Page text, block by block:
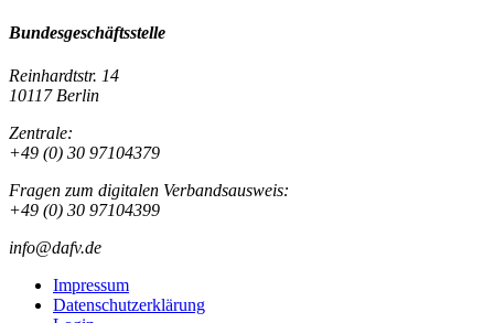
Bundesgeschäftsstelle
Reinhardtstr. 14
10117 Berlin
Zentrale:
+49 (0) 30 97104379
Fragen zum digitalen Verbandsausweis:
+49 (0) 30 97104399
info@dafv.de
Impressum
Datenschutzerklärung